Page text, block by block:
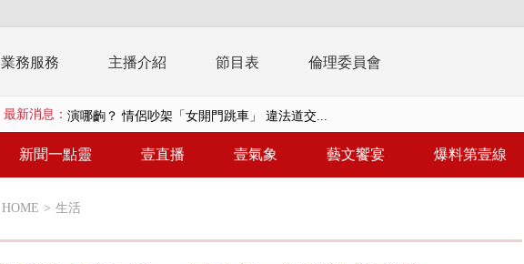
業務服務 主播介紹 節目表 倫理委員會
最新消息： 演哪齣？ 情侶吵架「女開門跳車」 違法道交...
東發號遭出征、灌一星負評 抹除蔣萬安、沈...
新聞一點靈 壹直播 壹氣象 藝文饗宴 爆料第壹線
HOME > 生活